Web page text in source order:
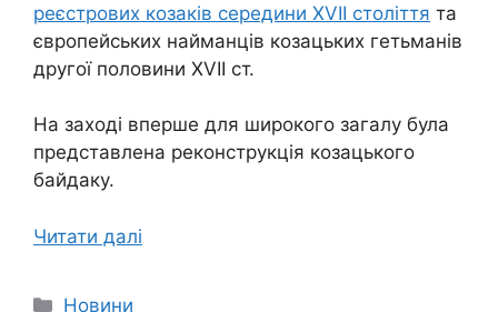
реєстрових козаків середини XVII століття та
європейських найманців козацьких гетьманів
другої половини XVII ст.
На заході вперше для широкого загалу була
представлена реконструкція козацького
байдаку.
Читати далі
Категорії
Новини